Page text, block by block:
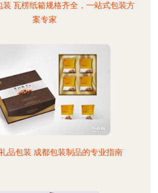
装 瓦楞纸箱规格齐全，一站式包装方
案专家
品包装 成都包装制品的专业指南